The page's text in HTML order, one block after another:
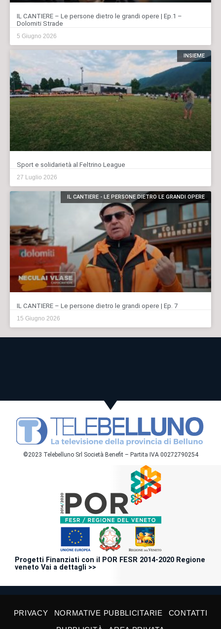
IL CANTIERE – Le persone dietro le grandi opere | Ep.1 –
Dolomiti Strade
5 Giugno 2026
INSIEME
Sport e solidarietà al Feltrino League
27 Luglio 2026
IL CANTIERE - LE PERSONE DIETRO LE GRANDI OPERE
IL CANTIERE – Le persone dietro le grandi opere | Ep. 7
15 Giugno 2026
©2023 Telebelluno Srl Società Benefit – Partita IVA 00272790254
Progetti Finanziati con il POR FESR 2014-2020 Regione
veneto Vai a dettagli >>
PRIVACY NORMATIVE PUBBLICITARIE
CONTATTI